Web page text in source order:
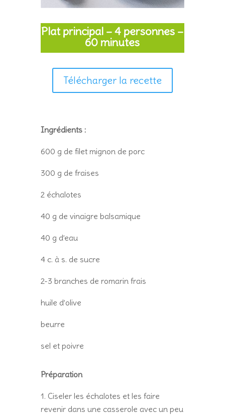
Plat principal – 4 personnes –
60 minutes
Télécharger la recette
Ingrédients :
600 g de filet mignon de porc
300 g de fraises
2 échalotes
40 g de vinaigre balsamique
40 g d’eau
4 c. à s. de sucre
2-3 branches de romarin frais
huile d’olive
beurre
sel et poivre
Préparation
Ciseler les échalotes et les faire
revenir dans une casserole avec un peu